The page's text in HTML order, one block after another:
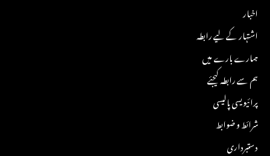
اخبار
اشتہار کے لیے رابطہ
ہمارے بارے میں
ہم سے رابطہ کیجئے
پرائیویسی پالیسی
شرائط و ضوابط
دستبرداری